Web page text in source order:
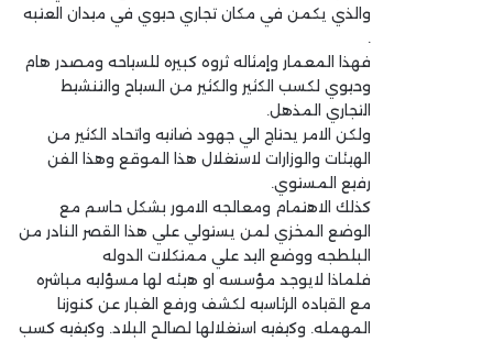
والذي يكمن في مكان تجاري حيوي في ميدان العتبه
.
فهذا المعمار وإمثاله ثروه كبيره للسياحه ومصدر هام
وحيوي لكسب الكثير والكثير من السياح والتنشيط
التجاري المذهل.
ولكن الامر يحتاج الي جهود ضانيه واتحاد الكثير من
الهيئات والوزارات لاستغلال هذا الموقع وهذا الفن
رفيع المستوي.
كذلك الاهتمام ومعالجه الامور بشكل حاسم مع
الوضع المخزي لمن يستولي علي هذا القصر النادر من
البلطجه ووضع اليد علي ممتكلات الدوله
فلماذا لايوجد مؤسسه او هيئه لها مسؤليه مباشره
مع القياده الرئاسيه لكشف ورفع الغبار عن كنوزنا
المهمله. وكيفيه استغلالها لصالح البلاد. وكيفيه كسب